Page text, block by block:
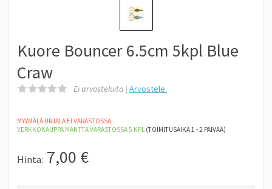
Kuore Bouncer 6.5cm 5kpl Blue
Craw
Ei arvosteluita |Arvostele
MYYMÄLÄ URJALA EI VARASTOSSA
VERKKOKAUPPA MÄNTTÄVARASTOSSA 5 KPL(TOIMITUSAIKA 1 - 2 PÄIVÄÄ)
Hinta: 7,00 €